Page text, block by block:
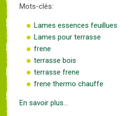
Mots-clés:
Lames essences feuillues
Lames pour terrasse
frene
terrasse bois
terrasse frene
frene thermo chauffe
En savoir plus...